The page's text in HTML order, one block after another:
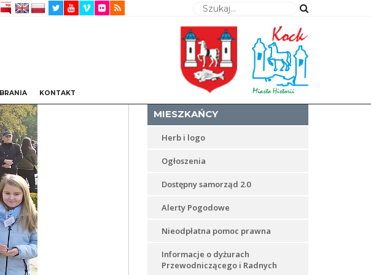
Wyszukaj
KONTAKT
MIESZKAŃCY
Herb i logo
Ogłoszenia
Dostępny samorząd 2.0
Alerty Pogodowe
Nieodpłatna pomoc prawna
Informacje o dyżurach
Przewodniczącego i Radnych